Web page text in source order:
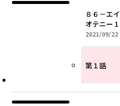
８６－エ
オテニー 1
2021/09/22
第１話